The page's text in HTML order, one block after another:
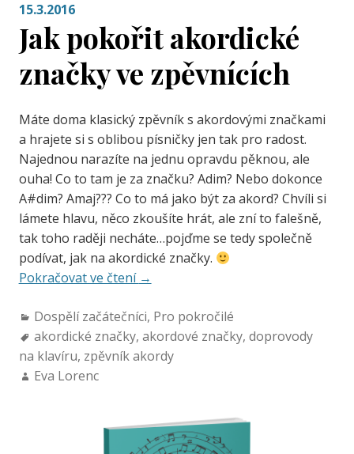
15.3.2016
Jak pokořit akordické
značky ve zpěvnících
Máte doma klasický zpěvník s akordovými značkami
a hrajete si s oblibou písničky jen tak pro radost.
Najednou narazíte na jednu opravdu pěknou, ale
ouha! Co to tam je za značku? Adim? Nebo dokonce
A#dim? Amaj??? Co to má jako být za akord? Chvíli si
lámete hlavu, něco zkoušíte hrát, ale zní to falešně,
tak toho raději necháte…pojďme se tedy společně
podívat, jak na akordické značky.
Pokračovat ve čtení →
Dospělí začátečníci, Pro pokročilé
akordické značky, akordové značky, doprovody
na klavíru, zpěvník akordy
Eva Lorenc